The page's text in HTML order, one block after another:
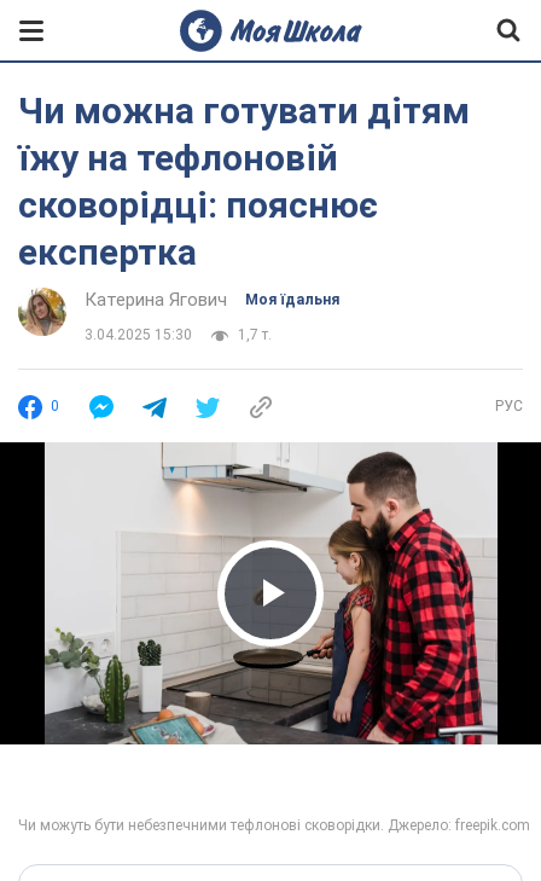
Чи можна готувати дітям
їжу на тефлоновій
сковорідці: пояснює
експертка
Катерина Ягович Моя їдальня
3.04.2025 15:30 1,7 т.
0 РУС
Play Video